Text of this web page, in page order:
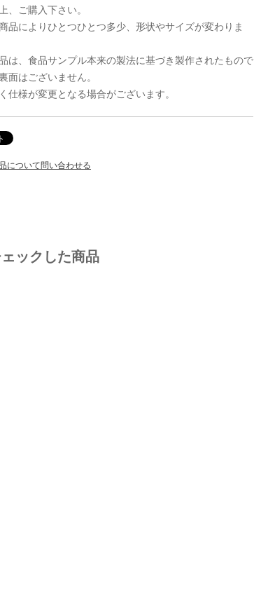
、ご購入下さい。
品によりひとつひとつ多少、形状やサイズが変わりま
は、食品サンプル本来の製法に基づき製作されたもので
面はございません。
仕様が変更となる場合がございます。
について問い合わせる
ックした商品